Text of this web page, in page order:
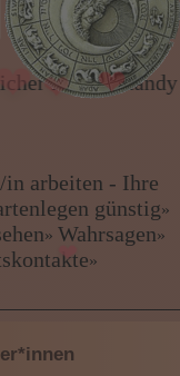
❤
und
Bewerbung
in arbeiten - Ihre
günstig»
» Wahrsagen»
»